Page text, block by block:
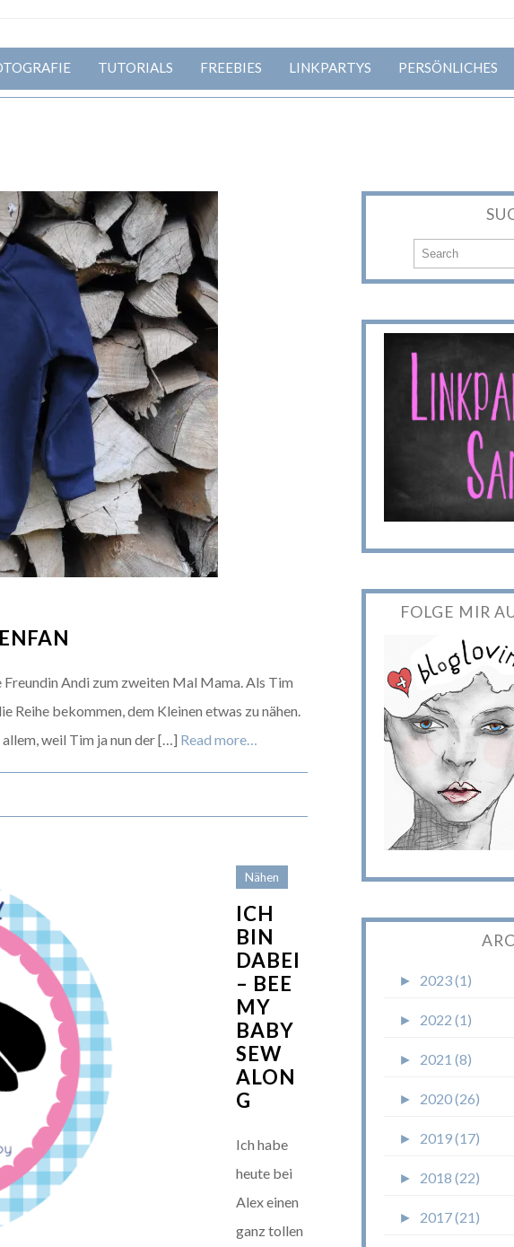
TUTORIALS FREEBIES LINKPARTYS PERSÖNLICHES
Andi zum zweiten Mal Mama. Als Tim
Reihe bekommen, dem Kleinen etwas zu nähen.
weil Tim ja nun der […] Read more…
Nähen
ICH
BIN
DABEI
– BEE
MY
BABY
SEW
ALON
G
Ich habe
heute bei
Alex einen
ganz tollen
FOLGE MIR
► 2023 (1)
► 2022 (1)
► 2021 (8)
► 2020 (26)
► 2019 (17)
► 2018 (22)
► 2017 (21)